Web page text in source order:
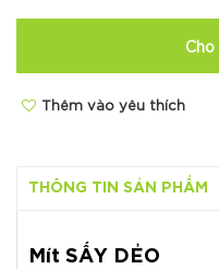
Cho
Thêm vào yêu thích
THÔNG TIN SẢN PHẨM
Mít SẤY DẺO